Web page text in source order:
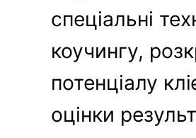
спеціальні
коучингу,
потенціалу
оцінки